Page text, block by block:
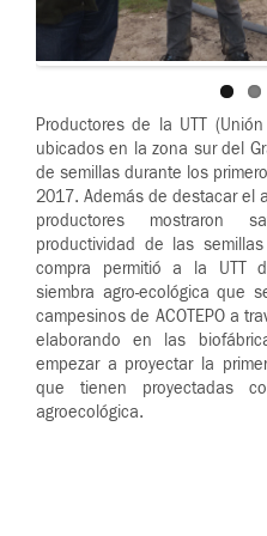
Productores de la UTT
ubicados en la zona sur del
de semillas durante los
2017. Además de destacar el
productores mostraron
productividad de las
compra permitió a la UTT
siembra agro-ecológica que
campesinos de ACOTEPO a
elaborando en las
empezar a proyectar la
que tienen proyectadas
agroecológica.